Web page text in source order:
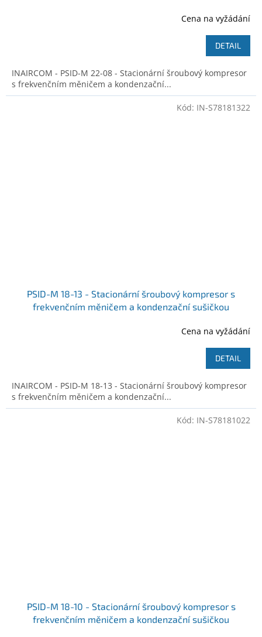
Cena na vyžádání
DETAIL
INAIRCOM - PSID-M 22-08 - Stacionární šroubový kompresor
s frekvenčním měničem a kondenzační...
PSID-M 18-13 - Stacionární šroubový kompresor s
frekvenčním měničem a kondenzační sušičkou
Cena na vyžádání
DETAIL
INAIRCOM - PSID-M 18-13 - Stacionární šroubový kompresor
s frekvenčním měničem a kondenzační...
Kód: IN-S78181322
PSID-M 18-10 - Stacionární šroubový kompresor s
frekvenčním měničem a kondenzační sušičkou
Kód: IN-S78181022